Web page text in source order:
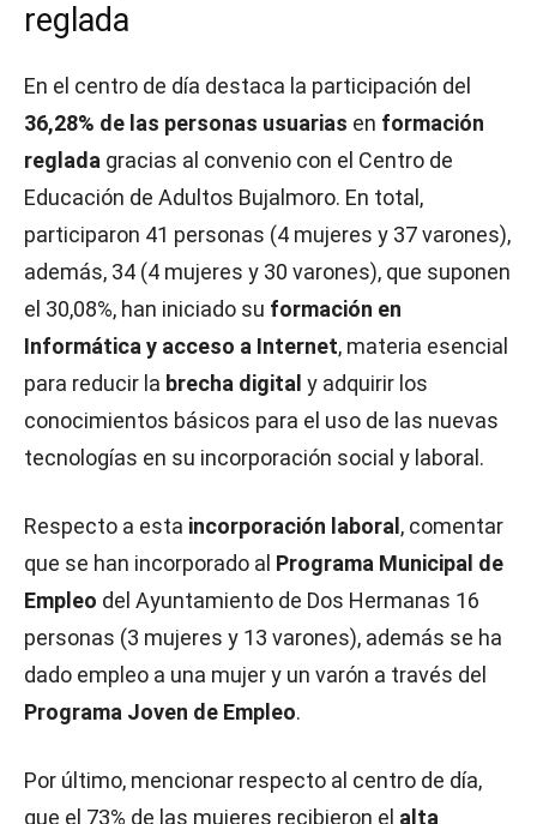
reglada
En el centro de día destaca la participación del
36,28% de las personas usuarias en formación
reglada gracias al convenio con el Centro de
Educación de Adultos Bujalmoro. En total,
participaron 41 personas (4 mujeres y 37 varones),
además, 34 (4 mujeres y 30 varones), que suponen
el 30,08%, han iniciado su formación en
Informática y acceso a Internet, materia esencial
para reducir la brecha digital y adquirir los
conocimientos básicos para el uso de las nuevas
tecnologías en su incorporación social y laboral.
Respecto a esta incorporación laboral , comentar
que se han incorporado al Programa Municipal de
Empleo del Ayuntamiento de Dos Hermanas 16
personas (3 mujeres y 13 varones), además se ha
dado empleo a una mujer y un varón a través del
Programa Joven de Empleo.
Por último, mencionar respecto al centro de día,
que el 73% de las mujeres recibieron el alta